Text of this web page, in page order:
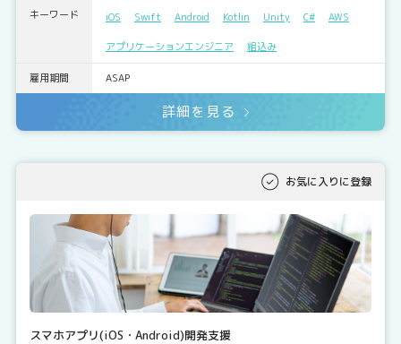
キーワード iOS Swift Android Kotlin Unity C# AWS
アプリケーションエンジニア 組込み
雇用期間 ASAP
詳細を見る
お気に入りに登録
スマホアプリ(iOS・Android)開発支援